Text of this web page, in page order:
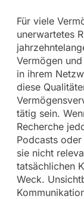
Für viele
unerwartetes
Vermögen
in ihrem
diese
tätig sein.
Recherche
Podcasts
sie nicht
tatsächlichen
Weck.